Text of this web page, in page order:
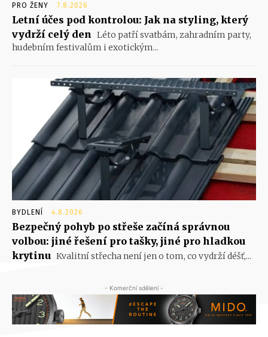
PRO ŽENY 7.8.2026
Letní účes pod kontrolou: Jak na styling, který
vydrží celý den
Léto patří svatbám, zahradním party,
hudebním festivalům i exotickým...
BYDLENÍ 4.8.2026
Bezpečný pohyb po střeše začíná správnou
volbou: jiné řešení pro tašky, jiné pro hladkou
krytinu Kvalitní střecha není jen o tom, co vydrží déšť,...
- Komerční sdělení -